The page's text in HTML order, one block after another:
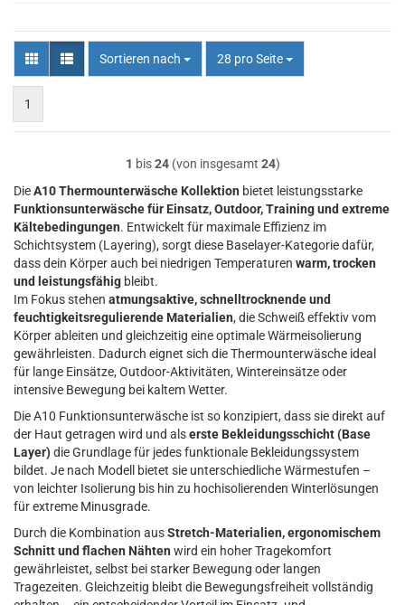
Sortieren nach
Sortieren nach 28 pro Seite
pro Seite
1
1 bis24(von insgesamt 24)
DieA10 Thermounterwäsche Kollektion bietet leistungsstarke
Funktionsunterwäsche für Einsatz, Outdoor, Training und extreme
Kältebedingungen. Entwickelt für maximale Effizienz im
Schichtsystem (Layering), sorgt diese Baselayer-Kategorie dafür,
dass dein Körper auch bei niedrigen Temperaturen warm, trocken
und leistungsfähig bleibt.
Im Fokus stehen atmungsaktive, schnelltrocknende und
feuchtigkeitsregulierende Materialien, die Schweiß effektiv vom
Körper ableiten und gleichzeitig eine optimale Wärmeisolierung
gewährleisten. Dadurch eignet sich die Thermounterwäsche ideal
für lange Einsätze, Outdoor-Aktivitäten, Wintereinsätze oder
intensive Bewegung bei kaltem Wetter.
Die A10 Funktionsunterwäsche ist so konzipiert, dass sie direkt auf
der Haut getragen wird und alserste Bekleidungsschicht (Base
Layer)die Grundlage für jedes funktionale Bekleidungssystem
bildet. Je nach Modell bietet sie unterschiedliche Wärmestufen –
von leichter Isolierung bis hin zu hochisolierenden Winterlösungen
für extreme Minusgrade.
Durch die Kombination ausStretch-Materialien, ergonomischem
Schnitt und flachen Nähten wird ein hoher Tragekomfort
gewährleistet, selbst bei starker Bewegung oder langen
Tragezeiten. Gleichzeitig bleibt die Bewegungsfreiheit vollständig